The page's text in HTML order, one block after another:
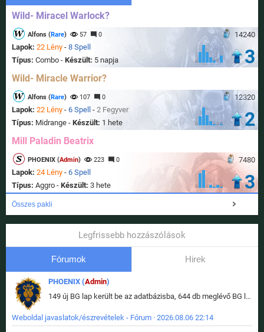
Wild- Miracel Warlock?
14240
Alfons (Rare) 57 0
Lapok: 22 Lény - 8 Spell
Típus: Combo - Készült: 5 napja 3
Wild- Miracle Warrior?
12320
Alfons (Rare) 107 0
Lapok: 22 Lény - 6 Spell - 2 Fegyver
Típus: Midrange - Készült: 1 hete 2
Mill Paladin Beatrix
7480
PHOENIX (Admin) 223 0
Lapok: 24 Lény - 6 Spell
Típus: Aggro - Készült: 3 hete 3
Összes pakli
Legfrissebb hozzászólások
Fórumok Hirek
PHOENIX (Admin)
149 új BG lap került be az adatbázisba, 644 db meglévő BG lap módosult, bekerültek az új képek a megváltozott lapokhoz is.
Weboldal javaslatok/észrevételek - Fórum · 2026.08.06 22:14